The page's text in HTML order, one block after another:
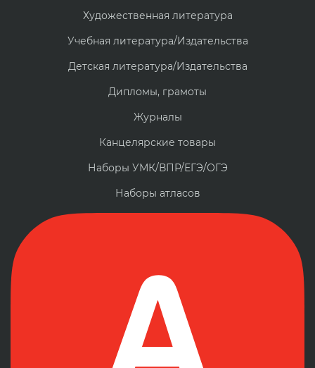
Художественная литература
Учебная литература/Издательства
Детская литература/Издательства
Дипломы, грамоты
Журналы
Канцелярские товары
Наборы УМК/ВПР/ЕГЭ/ОГЭ
Наборы атласов